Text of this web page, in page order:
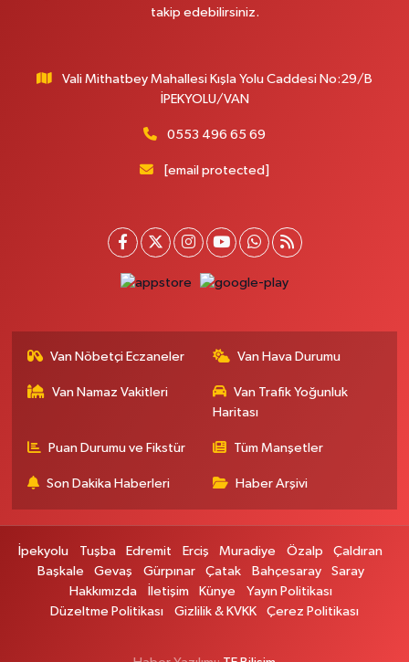
Engin Eczanesi
Beyazıt Mahallesi, Zeylan Caddesi No:46 A Erciş Van
Yol Tarifi Al
Muhammed Eczanesi
0 (432) 712 22 87 Yol Tarifi Al
Otogar Eczanesi
Cevdetpaşa Mahallesi, İki Nisan Caddesi No:29 A İpekyolu Van
Selçuk Eczanesi
Cumhuriyet Mahallesi, Atatürk Caddesi No:9 1A Çatak Van
takip edebilirsiniz.
Vali Mithatbey Mahallesi Kışla Yolu Caddesi No:29/B
İPEKYOLU/VAN
0553 496 65 69
[email protected]
Van Nöbetçi Eczaneler Van Hava Durumu
Van Namaz Vakitleri
Van Trafik Yoğunluk
Haritası
Puan Durumu ve Fikstür Tüm Manşetler
Son Dakika Haberleri Haber Arşivi
İpekyolu Tuşba Edremit Erciş Muradiye Özalp
Çaldıran
Başkale
Gevaş Gürpınar Çatak Bahçesaray
Saray
Hakkımızda
İletişim Künye
Yayın Politikası
Düzeltme Politikası
Gizlilik & KVKK Çerez Politikası